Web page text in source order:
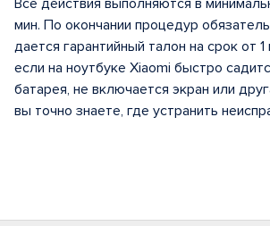
Все действия выполняются в
мин. По окончании процедур
дается гарантийный талон на срок от
если на ноутбуке Xiaomi быстро
батарея, не включается экран или
вы точно знаете, где устранить